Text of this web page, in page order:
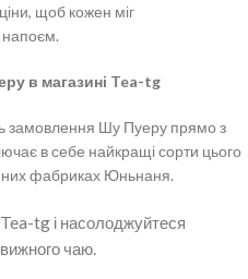
щоб кожен міг
напоєм.
в магазині Tea-tg
замовлення Шу Пуеру прямо з
в себе найкращі сорти цього
фабриках Юньнаня.
tg і насолоджуйтеся
чаю.